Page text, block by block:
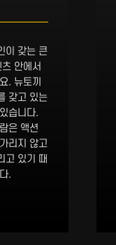
이 갖는 큰
안에서
. 뉴토끼
갖고 있는
습니다.
은 액션
리지 않고
고 있기 때
.